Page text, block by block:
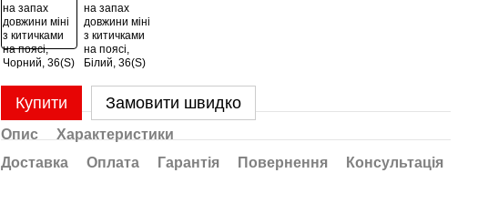
Купити Замовити швидко
Опис
Характеристики
Доставка
Оплата Гарантія Повернення Консультація